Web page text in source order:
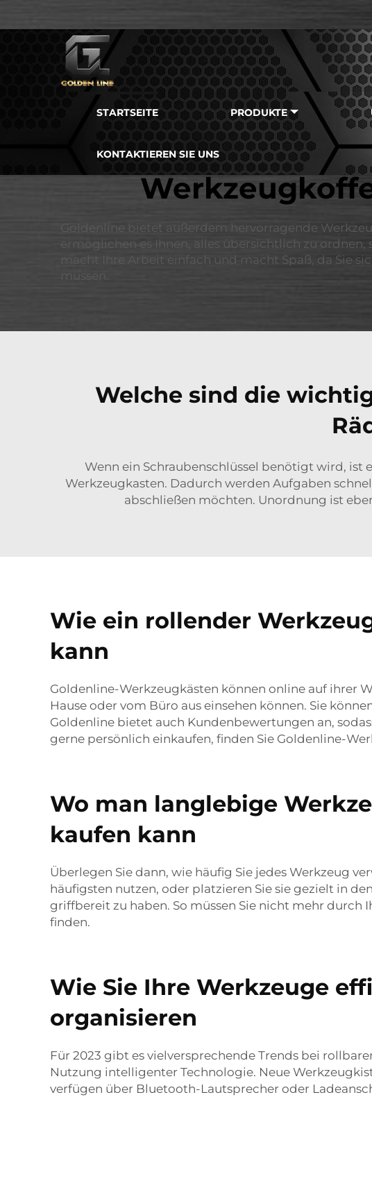
STARTSEITE PRODUKTE
KONTAKTIEREN SIE UNS
Goldenline bietet außerdem hervorragende
ermöglichen es Ihnen, alles übersichtlich zu ordnen,
macht Ihre Arbeit einfach und macht Spaß, da Sie
müssen.
Welche sind die
Wenn ein Schraubenschlüssel benötigt wird, ist
Werkzeugkasten. Dadurch werden Aufgaben
abschließen möchten. Unordnung ist
Wie ein rollender
kann
Goldenline-Werkzeugkästen können online auf ihrer
Hause oder vom Büro aus einsehen können. Sie
Goldenline bietet auch Kundenbewertungen an,
gerne persönlich einkaufen, finden Sie Goldenline-
Wo man langlebige
kaufen kann
Überlegen Sie dann, wie häufig Sie jedes Werkzeug
häufigsten nutzen, oder platzieren Sie sie gezielt in
griffbereit zu haben. So müssen Sie nicht mehr
finden.
Wie Sie Ihre Werkzeuge
organisieren
Für 2023 gibt es vielversprechende Trends bei
Nutzung intelligenter Technologie. Neue
verfügen über Bluetooth-Lautsprecher oder